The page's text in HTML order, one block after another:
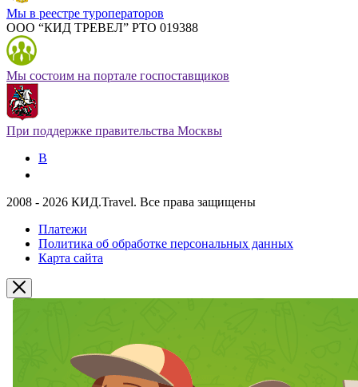
Мы в реестре туроператоров
ООО “КИД ТРЕВЕЛ” РТО 019388
Мы состоим на портале госпоставщиков
При поддержке правительства Москвы
В
2008 - 2026 КИД.Travel. Все права защищены
Платежи
Политика об обработке персональных данных
Карта сайта